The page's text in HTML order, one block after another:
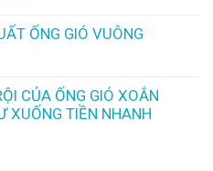
ỐNG GIÓ VUÔNG
CỦA ỐNG GIÓ XOẮN
XUỐNG TIỀN NHANH